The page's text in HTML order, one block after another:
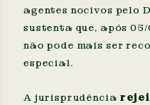
agentes nocivos pelo
sustenta que, após
não pode mais ser
especial.
A jurisprudência